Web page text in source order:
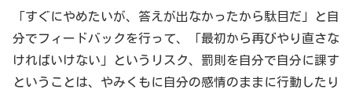
「すぐにやめたいが、答えが出なかったから駄目だ」と自
分でフィードバックを行って、「最初から再びやり直さな
ければいけない」というリスク、罰則を自分で自分に課す
ということは、やみくもに自分の感情のままに行動したり